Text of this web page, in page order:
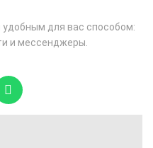
для вас способом:
и мессенджеры.